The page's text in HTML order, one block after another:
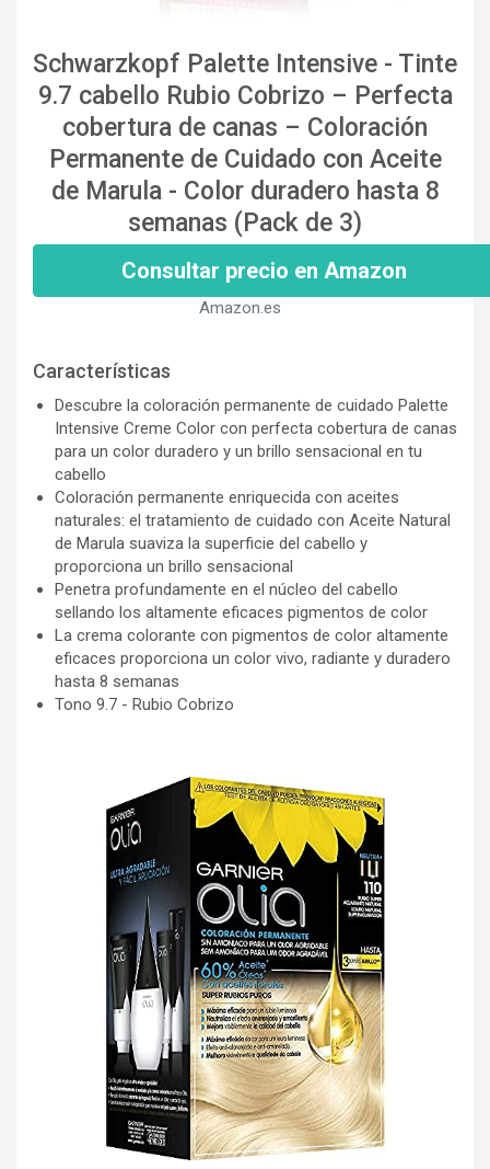
Schwarzkopf Palette Intensive - Tinte
9.7 cabello Rubio Cobrizo – Perfecta
cobertura de canas – Coloración
Permanente de Cuidado con Aceite
de Marula - Color duradero hasta 8
semanas (Pack de 3)
Consultar precio en Amazon
Amazon.es
Características
Descubre la coloración permanente de cuidado Palette
Intensive Creme Color con perfecta cobertura de canas
para un color duradero y un brillo sensacional en tu
cabello
Coloración permanente enriquecida con aceites
naturales: el tratamiento de cuidado con Aceite Natural
de Marula suaviza la superficie del cabello y
proporciona un brillo sensacional
Penetra profundamente en el núcleo del cabello
sellando los altamente eficaces pigmentos de color
La crema colorante con pigmentos de color altamente
eficaces proporciona un color vivo, radiante y duradero
hasta 8 semanas
Tono 9.7 - Rubio Cobrizo